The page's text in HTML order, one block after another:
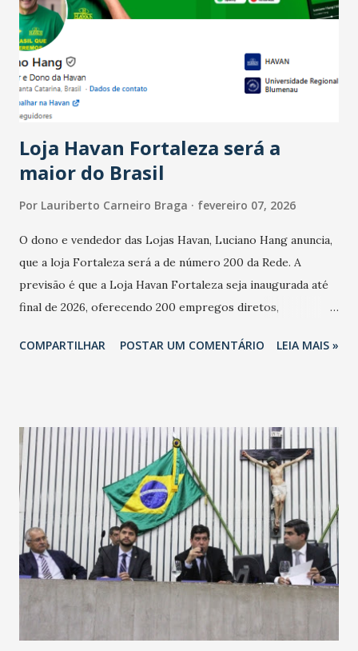
bares e restaurantes operaram com lucro e outros 40%
registraram equilíbrio financeiro. Já o percentual de
estabelecimentos no prejuízo ficou em 19%, pouco abaixo
do observado no mês anterior. Outros 1% não existiam em
novembro. Em relação a outubro, o faturamento também
Loja Havan Fortaleza será a
maior do Brasil
Por Lauriberto Carneiro Braga fevereiro 07, 2026
O dono e vendedor das Lojas Havan, Luciano Hang anuncia,
que a loja Fortaleza será a de número 200 da Rede. A
previsão é que a Loja Havan Fortaleza seja inaugurada até
final de 2026, oferecendo 200 empregos diretos,
Havan Fortaleza ainda não foi anunciada oficialmente, mas
COMPARTILHAR POSTAR UM COMENTÁRIO LEIA MAIS »